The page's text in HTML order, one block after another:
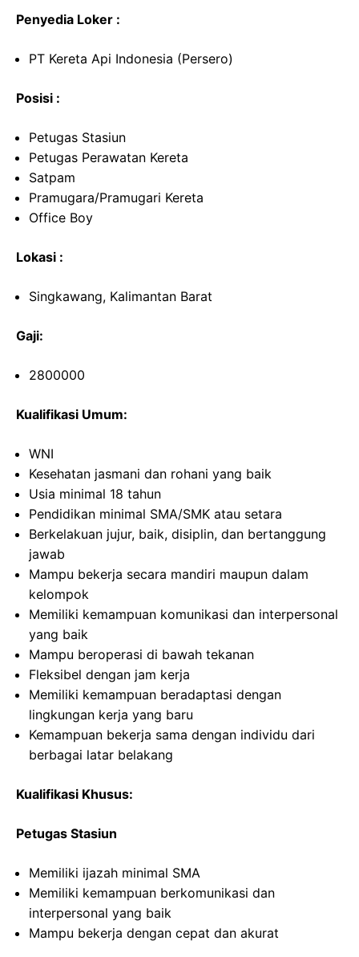
Penyedia Loker :
PT Kereta Api Indonesia (Persero)
Posisi :
Petugas Stasiun
Petugas Perawatan Kereta
Satpam
Pramugara/Pramugari Kereta
Office Boy
Lokasi :
Singkawang, Kalimantan Barat
Gaji:
2800000
Kualifikasi Umum:
WNI
Kesehatan jasmani dan rohani yang baik
Usia minimal 18 tahun
Pendidikan minimal SMA/SMK atau setara
Berkelakuan jujur, baik, disiplin, dan bertanggung
jawab
Mampu bekerja secara mandiri maupun dalam
kelompok
Memiliki kemampuan komunikasi dan interpersonal
yang baik
Mampu beroperasi di bawah tekanan
Fleksibel dengan jam kerja
Memiliki kemampuan beradaptasi dengan
lingkungan kerja yang baru
Kemampuan bekerja sama dengan individu dari
berbagai latar belakang
Kualifikasi Khusus:
Petugas Stasiun
Memiliki ijazah minimal SMA
Memiliki kemampuan berkomunikasi dan
interpersonal yang baik
Mampu bekerja dengan cepat dan akurat